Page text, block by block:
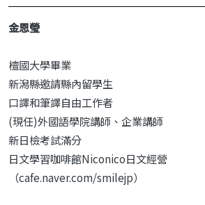
金恩瑩
檀國大學畢業
新潟縣邀請縣內留學生
口譯和筆譯自由工作者
(現任)外國語學院講師、企業講師
新日檢考試滿分
日文學習咖啡館Niconico日文經營
（cafe.naver.com/smilejp）